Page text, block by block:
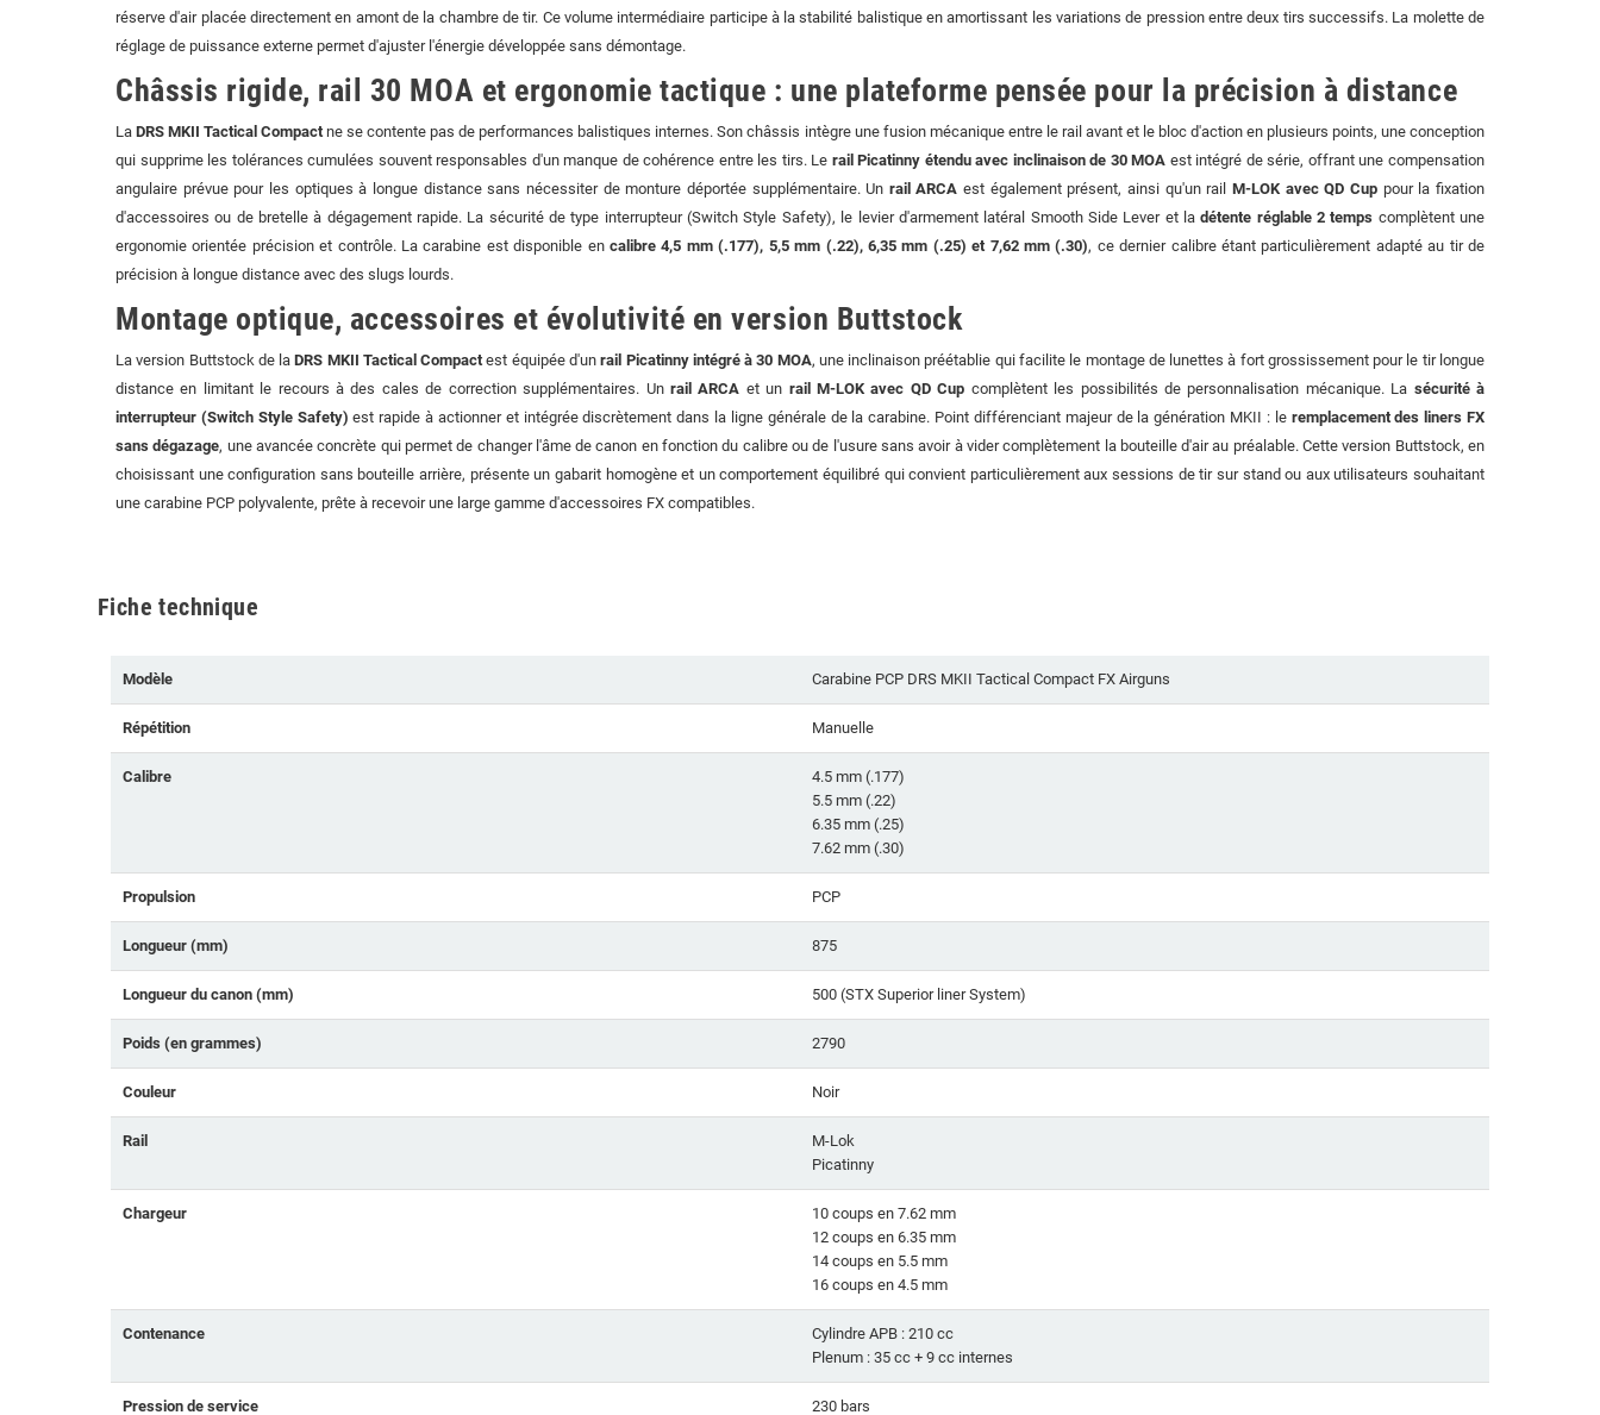
réserve d'air placée directement en amont de la chambre de tir. Ce volume intermédiaire participe à la stabilité balistique en amortissant les variations de pression entre deux tirs successifs. La molette de
réglage de puissance externe permet d'ajuster l'énergie développée sans démontage.
Châssis rigide, rail 30 MOA et ergonomie tactique : une plateforme pensée pour la précision à distance
LaDRS MKII Tactical Compactne se contente pas de performances balistiques internes. Son châssis intègre une fusion mécanique entre le rail avant et le bloc d'action en plusieurs points, une conception
qui supprime les tolérances cumulées souvent responsables d'un manque de cohérence entre les tirs. Le rail Picatinny étendu avec inclinaison de 30 MOA est intégré de série, offrant une compensation
angulaire prévue pour les optiques à longue distance sans nécessiter de monture déportée supplémentaire. Un rail ARCA est également présent, ainsi qu'un railM-LOK avec QD Cup pour la fixation
d'accessoires ou de bretelle à dégagement rapide. La sécurité de type interrupteur (Switch Style Safety), le levier d'armement latéral Smooth Side Lever et ladétente réglable 2 temps complètent une
ergonomie orientée précision et contrôle. La carabine est disponible encalibre 4,5 mm (.177), 5,5 mm (.22), 6,35 mm (.25) et 7,62 mm (.30), ce dernier calibre étant particulièrement adapté au tir de
précision à longue distance avec des slugs lourds.
Montage optique, accessoires et évolutivité en version Buttstock
La version Buttstock de laDRS MKII Tactical Compactest équipée d'unrail Picatinny intégré à 30 MOA, une inclinaison préétablie qui facilite le montage de lunettes à fort grossissement pour le tir longue
distance en limitant le recours à des cales de correction supplémentaires. Un rail ARCA et un rail M-LOK avec QD Cup complètent les possibilités de personnalisation mécanique. La sécurité à
interrupteur (Switch Style Safety) est rapide à actionner et intégrée discrètement dans la ligne générale de la carabine. Point différenciant majeur de la génération MKII : le remplacement des liners FX
sans dégazage, une avancée concrète qui permet de changer l'âme de canon en fonction du calibre ou de l'usure sans avoir à vider complètement la bouteille d'air au préalable. Cette version Buttstock, en
choisissant une configuration sans bouteille arrière, présente un gabarit homogène et un comportement équilibré qui convient particulièrement aux sessions de tir sur stand ou aux utilisateurs souhaitant
une carabine PCP polyvalente, prête à recevoir une large gamme d'accessoires FX compatibles.
Fiche technique
Modèle Carabine PCP DRS MKII Tactical Compact FX Airguns
Répétition Manuelle
Calibre
4.5 mm (.177)
5.5 mm (.22)
6.35 mm (.25)
7.62 mm (.30)
Propulsion PCP
Longueur (mm) 875
Longueur du canon (mm) 500 (STX Superior liner System)
Poids (en grammes) 2790
Couleur Noir
Rail
M-Lok
Picatinny
Chargeur
10 coups en 7.62 mm
12 coups en 6.35 mm
14 coups en 5.5 mm
16 coups en 4.5 mm
Contenance
Cylindre APB : 210 cc
Plenum : 35 cc + 9 cc internes
Pression de service 230 bars